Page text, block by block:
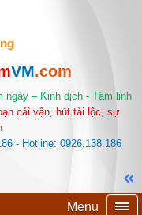
VM.com
ngày – Kinh dịch - Tâm linh
cải vận, hút tài lộc, sự
- Hotline: 0926.138.186
Menu